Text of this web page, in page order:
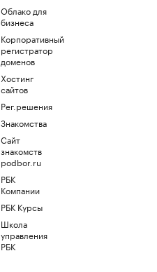
Облако для
бизнеса
Корпоративный
регистратор
доменов
Хостинг
сайтов
Рег.решения
Знакомства
Сайт
знакомств
podbor.ru
РБК
Компании
РБК Курсы
Школа
управления
РБК